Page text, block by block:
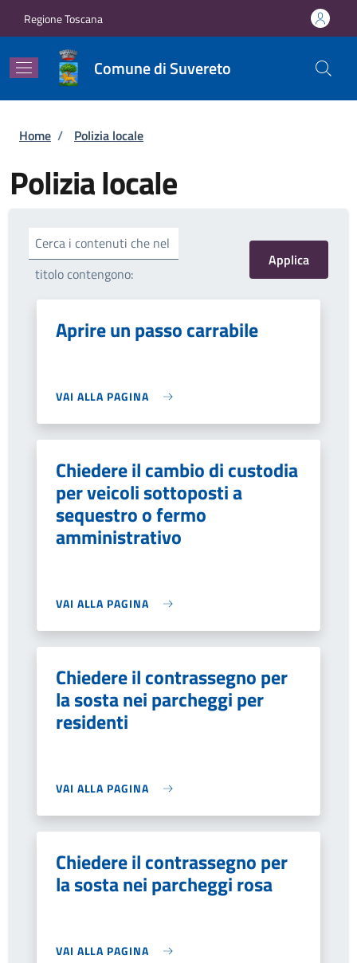
Regione Toscana
Comune di Suvereto
Briciole di pane
Home / Polizia locale
Polizia locale
Cerca i contenuti che nel
titolo contengono:
Aprire un passo carrabile
VAI ALLA PAGINA
Chiedere il cambio di custodia
per veicoli sottoposti a
sequestro o fermo
amministrativo
VAI ALLA PAGINA
Chiedere il contrassegno per
la sosta nei parcheggi per
residenti
VAI ALLA PAGINA
Chiedere il contrassegno per
la sosta nei parcheggi rosa
VAI ALLA PAGINA